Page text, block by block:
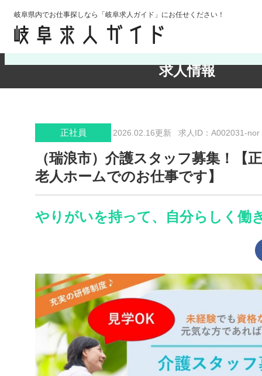
岐阜県内でお仕事探しなら「岐阜求人ガイド」にお任せください！
求人情報
検索条件の確認・変更
正社員 2026.02.16更新 求人ID：A002031-nor
（瑞浪市）介護スタッフ募集！【
老人ホームでのお仕事です】
やりがいを持って、自分らしく働